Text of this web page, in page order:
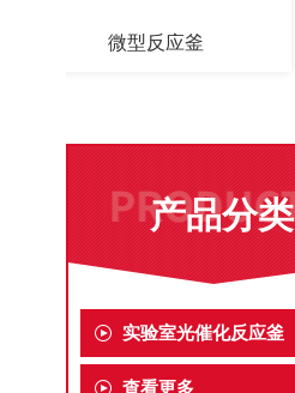
微型反应釜
产品分类
实验室光催化反应釜
查看更多